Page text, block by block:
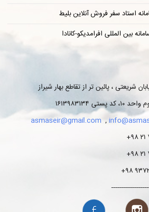
استاد سفر فروش آنلاین بلیط
بین المللی افرامدیکو-کانادا
شریعتی ، پائین تر از تقاطع بهار شیراز
asmaseir@gmail.com ,